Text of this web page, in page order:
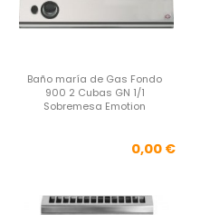
Baño maría de Gas Fondo
900 2 Cubas GN 1/1
Sobremesa Emotion
Precio
0,00 €